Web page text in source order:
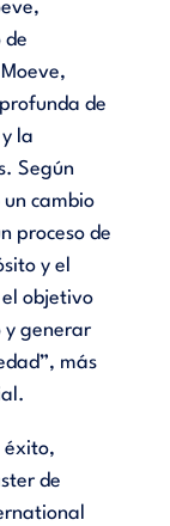
de
de
la
Según
cambio
proceso de
y el
objetivo
y generar
más
éxito,
de